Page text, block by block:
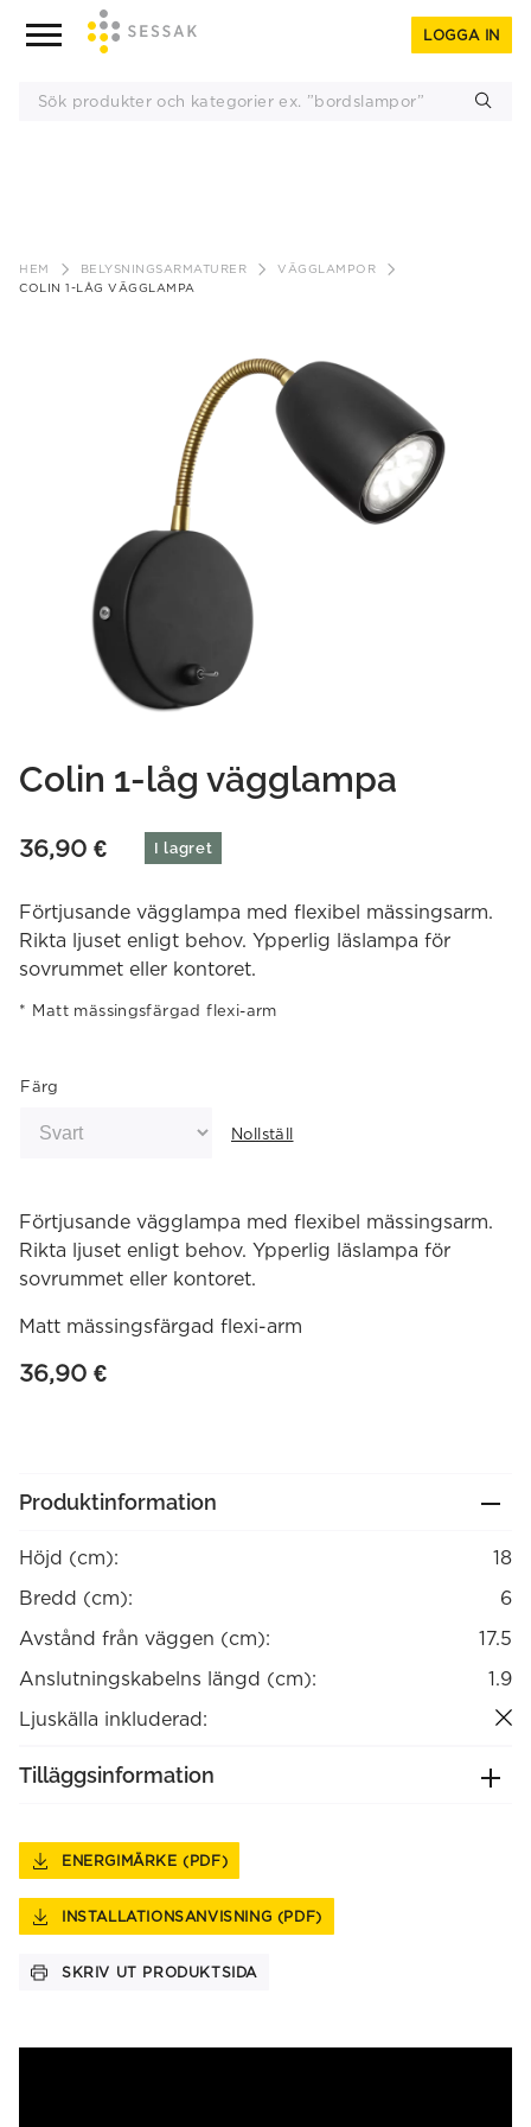
innehåll
LOGGA IN
HEM BELYSNINGSARMATURER
VÄGGLAMPOR
COLIN 1-LÅG VÄGGLAMPA
Colin 1-låg vägglampa
36,90 € I lagret
Förtjusande vägglampa med flexibel mässingsarm.
Rikta ljuset enligt behov. Ypperlig läslampa för
sovrummet eller kontoret.
Matt mässingsfärgad flexi-arm
Färg
Nollställ
Förtjusande vägglampa med flexibel mässingsarm.
Rikta ljuset enligt behov. Ypperlig läslampa för
sovrummet eller kontoret.
Matt mässingsfärgad flexi-arm
36,90 €
Produktinformation
Höjd (cm):
18
Bredd (cm):
6
Avstånd från väggen (cm):
17.5
Anslutningskabelns längd (cm):
1.9
Ljuskälla inkluderad:
Tilläggsinformation
ENERGIMÄRKE (PDF)
INSTALLATIONSANVISNING (PDF)
SKRIV UT PRODUKTSIDA